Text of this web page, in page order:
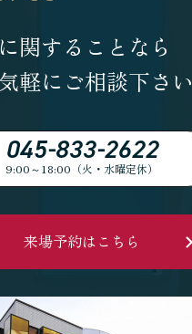
関することなら
軽にご相談下さい
045-833-2622
9:00～18:00（火・水曜定休）
来場予約はこちら